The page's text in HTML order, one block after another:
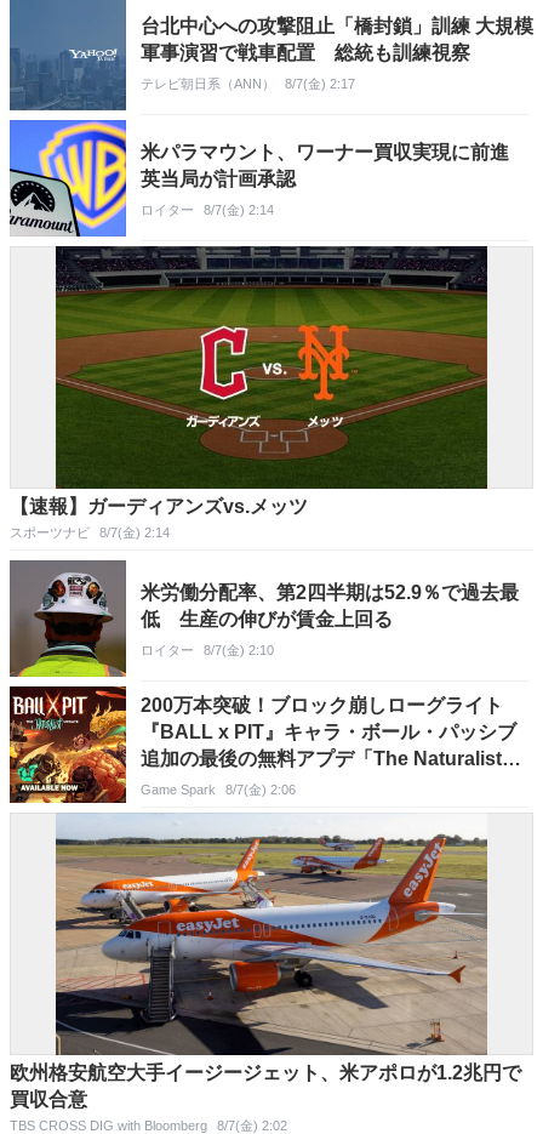
台北中心への攻撃阻止「橋封鎖」訓練 大規模
軍事演習で戦車配置 総統も訓練視察
テレビ朝日系（ANN） 8/7(金) 2:17
米パラマウント、ワーナー買収実現に前進
英当局が計画承認
ロイター 8/7(金) 2:14
【速報】ガーディアンズvs.メッツ
スポーツナビ 8/7(金) 2:14
米労働分配率、第2四半期は52.9％で過去最
低 生産の伸びが賃金上回る
ロイター 8/7(金) 2:10
200万本突破！ブロック崩しローグライト
『BALL x PIT』キャラ・ボール・パッシブ
追加の最後の無料アプデ「The Naturalist」
配信―34％オフのセールも実施
Game Spark 8/7(金) 2:06
欧州格安航空大手イージージェット、米アポロが1.2兆円で
買収合意
TBS CROSS DIG with Bloomberg 8/7(金) 2:02